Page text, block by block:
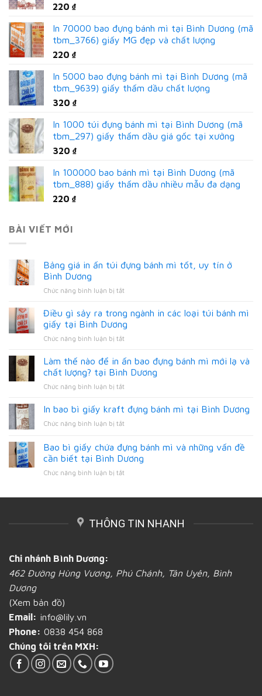
220 ₫
In 70000 bao đựng bánh mì tại Bình Dương (mã
tbm_3766) giấy MG đẹp và chất lượng
220 ₫
In 5000 bao đựng bánh mì tại Bình Dương (mã
tbm_9639) giấy thấm dầu chất lượng
320 ₫
In 1000 túi đựng bánh mì tại Bình Dương (mã
tbm_297) giấy thấm dầu giá gốc tại xưởng
320 ₫
In 100000 bao bánh mì tại Bình Dương (mã
tbm_888) giấy thấm dầu nhiều mẫu đa dạng
220 ₫
BÀI VIẾT MỚI
Bảng giá in ấn túi đựng bánh mì tốt, uy tín ở
Bình Dương
Chức năng bình luận bị tắtở
in
ấn
túi
bánh
mì
uy
Điều gì sảy ra trong ngành in các loại túi bánh mì
giấy tại Bình Dương
Chức năng bình luận bị tắtở
gì
sảy
ra
trong
in
loại
bánh
mì
tại
Dương
Làm thế nào để in ấn bao đựng bánh mì mới lạ và
chất lượng? tại Bình Dương
Chức năng bình luận bị tắtở
thế
nào
để
ấn
bao
bánh
chất
In bao bì giấy kraft đựng bánh mì tại Bình Dương
Chức năng bình luận bị tắtở
bì
giấy
kraft
Bình
Bao bì giấy chứa đựng bánh mì và những vấn đề
cần biết tại Bình Dương
Chức năng bình luận bị tắtở
đựng
vấn
THÔNG TIN NHANH
Chi nhánh Bình Dương:
462 Đường Hùng Vương, Phú Chánh, Tân Uyên, Bình
Dương
(Xem bản đồ)
Email: info@lily.vn
Phone: 0838 454 868
Chúng tôi trên MXH: